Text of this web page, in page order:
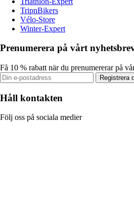
TripnBikers
Vélo-Store
Winter-Expert
Prenumerera på vårt
Få 10 % rabatt när du prenumererar på
Registrera
Håll kontakten
Följ oss på sociala medier